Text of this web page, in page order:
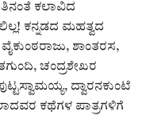
ಕಲಾವಿದ
ಕನ್ನಡದ ಮಹತ್ವದ
ಶಾಂತರಸ,
ಚಂದ್ರಶೇಖರ
ದ್ವಾರನಕುಂಟೆ
ಕಥೆಗಳ ಪಾತ್ರಗಳಿಗೆ